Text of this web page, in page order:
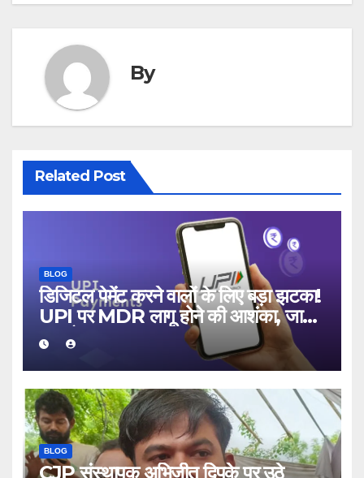
By
Related Post
BLOG
डिजिटल पेमेंट करने वालों के लिए बड़ा झटका!
UPI पर MDR लागू होने की आशंका, जानिए
क्या होगा असर
BLOG
CJP संस्थापक अभिजीत दिपके पर उठे